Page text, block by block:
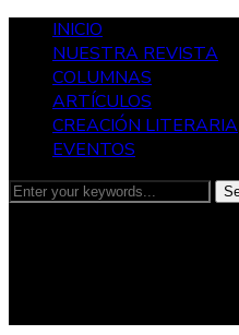
INICIO
NUESTRA REVISTA
COLUMNAS
ARTÍCULOS
CREACIÓN LITERARIA
EVENTOS